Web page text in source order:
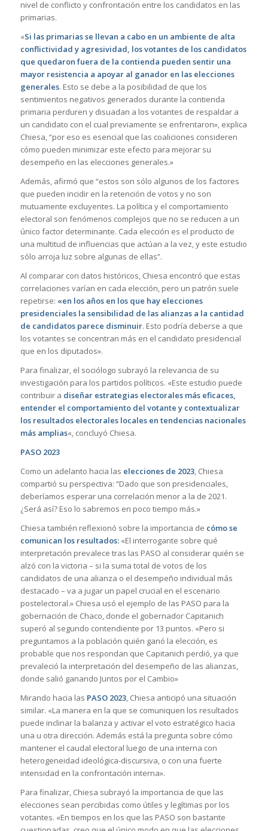
nivel de conflicto y confrontación entre los candidatos en las
primarias.
«Si las primarias se llevan a cabo en un ambiente de alta
conflictividad y agresividad, los votantes de los candidatos
que quedaron fuera de la contienda pueden sentir una
mayor resistencia a apoyar al ganador en las elecciones
generales. Esto se debe a la posibilidad de que los
sentimientos negativos generados durante la contienda
primaria perduren y disuadan a los votantes de respaldar a
un candidato con el cual previamente se enfrentaron», explica
Chiesa, “por eso es esencial que las coaliciones consideren
cómo pueden minimizar este efecto para mejorar su
desempeño en las elecciones generales.»
Además, afirmó que “estos son sólo algunos de los factores
que pueden incidir en la retención de votos y no son
mutuamente excluyentes. La política y el comportamiento
electoral son fenómenos complejos que no se reducen a un
único factor determinante. Cada elección es el producto de
una multitud de influencias que actúan a la vez, y este estudio
sólo arroja luz sobre algunas de ellas”.
Al comparar con datos históricos, Chiesa encontró que estas
correlaciones varían en cada elección, pero un patrón suele
repetirse: «en los años en los que hay elecciones
presidenciales la sensibilidad de las alianzas a la cantidad
de candidatos parece disminuir. Esto podría deberse a que
los votantes se concentran más en el candidato presidencial
que en los diputados».
Para finalizar, el sociólogo subrayó la relevancia de su
investigación para los partidos políticos. «Este estudio puede
contribuir a diseñar estrategias electorales más eficaces,
entender el comportamiento del votante y contextualizar
los resultados electorales locales en tendencias nacionales
más amplias«, concluyó Chiesa.
PASO 2023
Como un adelanto hacia las elecciones de 2023, Chiesa
compartió su perspectiva: “Dado que son presidenciales,
deberíamos esperar una correlación menor a la de 2021.
¿Será así? Eso lo sabremos en poco tiempo más.»
Chiesa también reflexionó sobre la importancia de cómo se
comunican los resultados: «El interrogante sobre qué
interpretación prevalece tras las PASO al considerar quién se
alzó con la victoria – si la suma total de votos de los
candidatos de una alianza o el desempeño individual más
destacado – va a jugar un papel crucial en el escenario
postelectoral.» Chiesa usó el ejemplo de las PASO para la
gobernación de Chaco, donde el gobernador Capitanich
superó al segundo contendiente por 13 puntos. «Pero si
preguntamos a la población quién ganó la elección, es
probable que nos respondan que Capitanich perdió, ya que
prevaleció la interpretación del desempeño de las alianzas,
donde salió ganando Juntos por el Cambio»
Mirando hacia las PASO 2023, Chiesa anticipó una situación
similar. «La manera en la que se comuniquen los resultados
puede inclinar la balanza y activar el voto estratégico hacia
una u otra dirección. Además está la pregunta sobre cómo
mantener el caudal electoral luego de una interna con
heterogeneidad ideológica-discursiva, o con una fuerte
intensidad en la confrontación interna».
Para finalizar, Chiesa subrayó la importancia de que las
elecciones sean percibidas como útiles y legítimas por los
votantes. «En tiempos en los que las PASO son bastante